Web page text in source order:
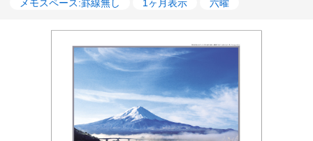
メモスペース:罫線無し
1ヶ月表示 六曜